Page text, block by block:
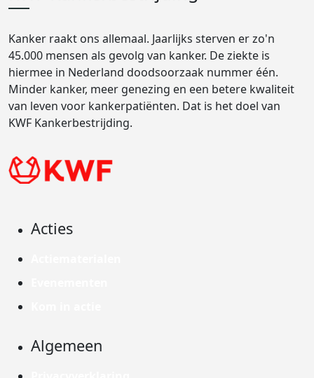
Kanker raakt ons allemaal. Jaarlijks sterven er zo'n
45.000 mensen als gevolg van kanker. De ziekte is
hiermee in Nederland doodsoorzaak nummer één.
Minder kanker, meer genezing en een betere kwaliteit
van leven voor kankerpatiënten. Dat is het doel van
KWF Kankerbestrijding.
Acties
Algemeen